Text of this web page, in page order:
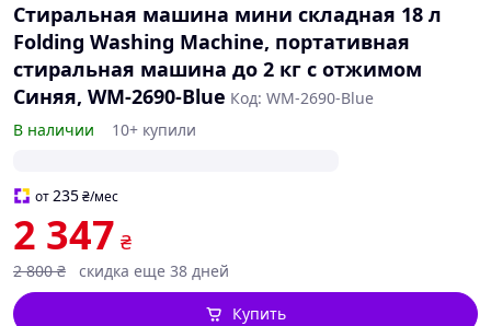
Стиральная машина мини складная 18 л
Folding Washing Machine, портативная
стиральная машина до 2 кг с отжимом
Синяя, WM-2690-Blue Код: WM-2690-Blue
В наличии
10+ купили
от235₴/мес
2 347 ₴
2 800 ₴ скидка еще 38 дней
Купить